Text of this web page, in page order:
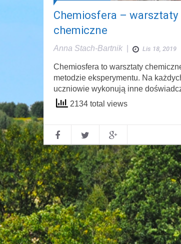
Chemiosfera – warsztaty
chemiczne
Anna Stach-Bartnik Lis 18, 2019
Chemiosfera to warsztaty
metodzie eksperymentu. Na
uczniowie wykonują inne
2134 total views